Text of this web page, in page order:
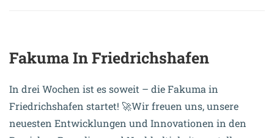
Fakuma In Friedrichshafen
In drei Wochen ist es soweit – die Fakuma in
Friedrichshafen startet! 🚀Wir freuen uns, unsere
neuesten Entwicklungen und Innovationen in den